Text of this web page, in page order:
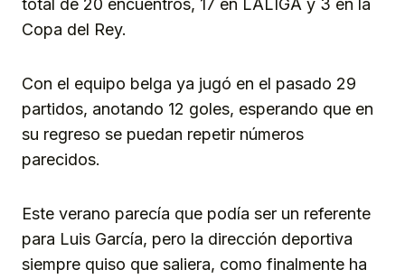
total de 20 encuentros, 17 en LALIGA y 3 en la
Copa del Rey.
Con el equipo belga ya jugó en el pasado 29
partidos, anotando 12 goles, esperando que en
su regreso se puedan repetir números
parecidos.
Este verano parecía que podía ser un referente
para Luis García, pero la dirección deportiva
siempre quiso que saliera, como finalmente ha